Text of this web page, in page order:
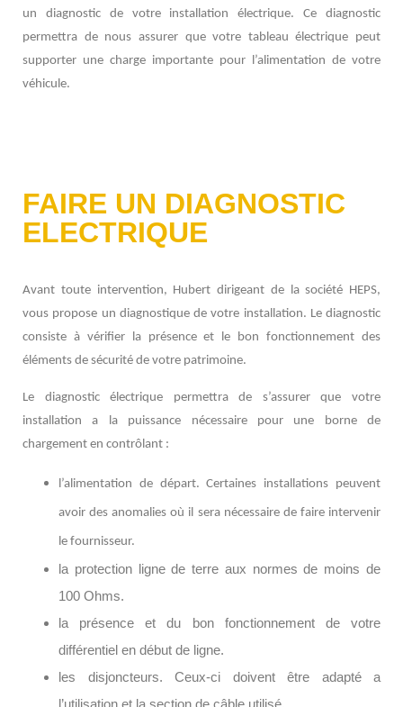
un diagnostic de votre installation électrique. Ce diagnostic
permettra de nous assurer que votre tableau électrique peut
supporter une charge importante pour l’alimentation de votre
véhicule.
FAIRE UN DIAGNOSTIC
ELECTRIQUE
Avant toute intervention, Hubert dirigeant de la société HEPS,
vous propose un diagnostique de votre installation. Le diagnostic
consiste à vérifier la présence et le bon fonctionnement des
éléments de sécurité de votre patrimoine.
Le diagnostic électrique permettra de s’assurer que votre
installation a la puissance nécessaire pour une borne de
chargement en contrôlant :
l’alimentation de départ. Certaines installations peuvent
avoir des anomalies où il sera nécessaire de faire intervenir
le fournisseur.
la protection ligne de terre aux normes de moins de
100 Ohms.
la présence et du bon fonctionnement de votre
différentiel en début de ligne.
les disjoncteurs. Ceux-ci doivent être adapté a
l’utilisation et la section de câble utilisé.